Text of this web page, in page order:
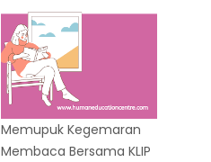
Memupuk Kegemaran
Membaca Bersama KLIP